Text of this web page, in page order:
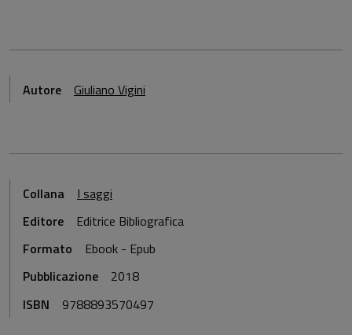
Autore Giuliano Vigini
Collana
I saggi
Editore
Editrice Bibliografica
Formato
Ebook - Epub
Pubblicazione
2018
ISBN
9788893570497